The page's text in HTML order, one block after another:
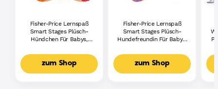
Fisher-Price Lernspaß
Smart Stages Plüsch-
Hündchen Für Babys,
Lernspielzeug,
Mehrsprachige Version
zum Shop
Fisher-Price Lernspaß
Smart Stages Plüsch-
Hundefreundin Für Babys,
Lernspielzeug,
Mehrsprachige Version
zum Shop